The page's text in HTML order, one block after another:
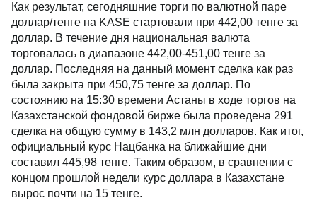
Как результат, сегодняшние торги по валютной паре
доллар/тенге на KASE стартовали при 442,00 тенге за
доллар. В течение дня национальная валюта
торговалась в диапазоне 442,00-451,00 тенге за
доллар. Последняя на данный момент сделка как раз
была закрыта при 450,75 тенге за доллар. По
состоянию на 15:30 времени Астаны в ходе торгов на
Казахстанской фондовой бирже была проведена 291
сделка на общую сумму в 143,2 млн долларов. Как итог,
официальный курс Нацбанка на ближайшие дни
составил 445,98 тенге. Таким образом, в сравнении с
концом прошлой недели курс доллара в Казахстане
вырос почти на 15 тенге.